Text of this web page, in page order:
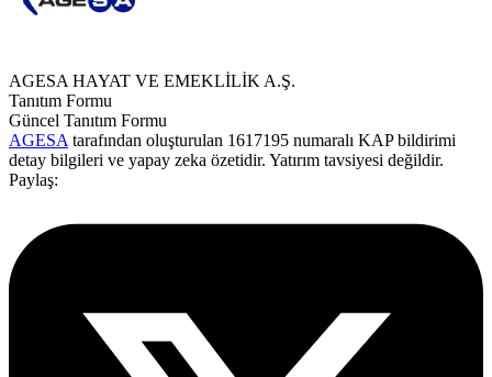
AGESA HAYAT VE EMEKLİLİK A.Ş.
Tanıtım Formu
Güncel Tanıtım Formu
AGESA tarafından oluşturulan 1617195 numaralı KAP bildirimi
detay bilgileri ve yapay zeka özetidir. Yatırım tavsiyesi değildir.
Paylaş: